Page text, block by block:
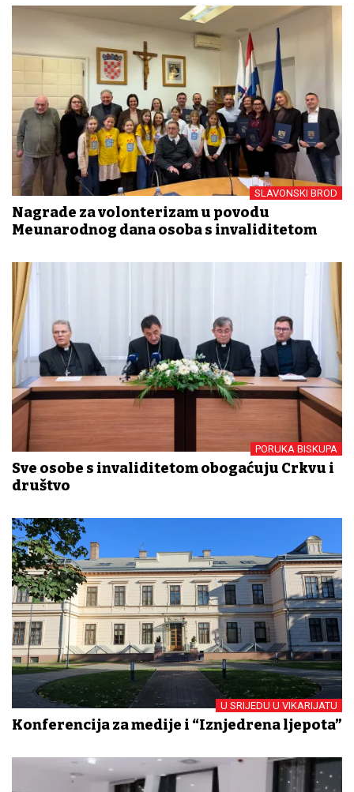
SLAVONSKI BROD
Nagrade za volonterizam u povodu
Međunarodnog dana osoba s invaliditetom
PORUKA BISKUPA
Sve osobe s invaliditetom obogaćuju Crkvu i
društvo
U SRIJEDU U VIKARIJATU
Konferencija za medije i “Iznjedrena ljepota”